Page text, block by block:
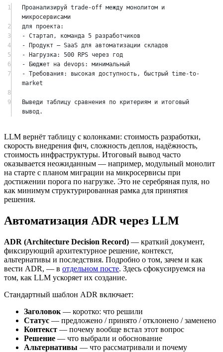
1
Проанализируй trade-off между монолитом и
микросервисами
2
для проекта:
3
- Стартап, команда 5 разработчиков
4
- Продукт — SaaS для автоматизации складов
5
- Нагрузка: 500 RPS через год
6
- Бюджет на devops: минимальный
7
- Требования: высокая доступность, быстрый time-to-
market
8
9
Выведи таблицу сравнения по критериям и итоговый
вывод.
LLM вернёт таблицу с колонками: стоимость разработки,
скорость внедрения фич, сложность деплоя, надёжность,
стоимость инфраструктуры. Итоговый вывод часто
оказывается неожиданным — например, модульный монолит
на старте с планом миграции на микросервисы при
достижении порога по нагрузке. Это не серебряная пуля, но
как минимум структурированная рамка для принятия
решения.
Автоматизация ADR через LLM
ADR (Architecture Decision Record) — краткий документ,
фиксирующий архитектурное решение, контекст,
альтернативы и последствия. Подробно о том, зачем и как
вести ADR, — в отдельном посте. Здесь сфокусируемся на
том, как LLM ускоряет их создание.
Стандартный шаблон ADR включает:
Заголовок — коротко: что решили
Статус — предложено / принято / отклонено / заменено
Контекст — почему вообще встал этот вопрос
Решение — что выбрали и обоснование
Альтернативы — что рассматривали и почему